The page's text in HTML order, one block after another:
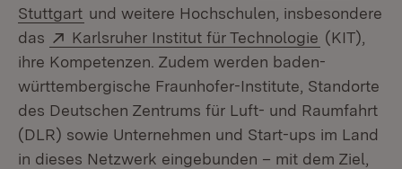
Stuttgart (Öffnet in neuem Fenster)
und weitere Hochschulen, insbesondere
das
Extern:
Karlsruher Institut für Technologie (Öffnet in
(KIT),
ihre Kompetenzen. Zudem werden baden-
württembergische Fraunhofer-Institute, Standorte
des Deutschen Zentrums für Luft- und Raumfahrt
(DLR) sowie Unternehmen und Start-ups im Land
in dieses Netzwerk eingebunden – mit dem Ziel,